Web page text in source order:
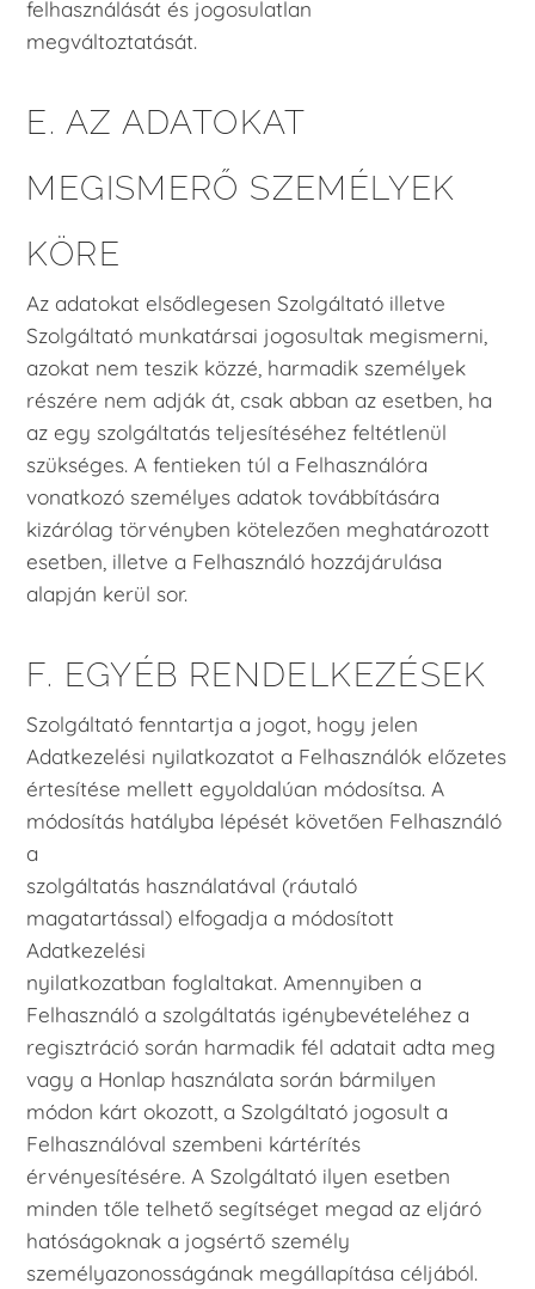
felhasználását és jogosulatlan
megváltoztatását.
E. AZ ADATOKAT
MEGISMERŐ SZEMÉLYEK
KÖRE
Az adatokat elsődlegesen Szolgáltató illetve
Szolgáltató munkatársai jogosultak megismerni,
azokat nem teszik közzé, harmadik személyek
részére nem adják át, csak abban az esetben, ha
az egy szolgáltatás teljesítéséhez feltétlenül
szükséges. A fentieken túl a Felhasználóra
vonatkozó személyes adatok továbbítására
kizárólag törvényben kötelezően meghatározott
esetben, illetve a Felhasználó hozzájárulása
alapján kerül sor.
F. EGYÉB RENDELKEZÉSEK
Szolgáltató fenntartja a jogot, hogy jelen
Adatkezelési nyilatkozatot a Felhasználók előzetes
értesítése mellett egyoldalúan módosítsa. A
módosítás hatályba lépését követően Felhasználó
a
szolgáltatás használatával (ráutaló
magatartással) elfogadja a módosított
Adatkezelési
nyilatkozatban foglaltakat. Amennyiben a
Felhasználó a szolgáltatás igénybevételéhez a
regisztráció során harmadik fél adatait adta meg
vagy a Honlap használata során bármilyen
módon kárt okozott, a Szolgáltató jogosult a
Felhasználóval szembeni kártérítés
érvényesítésére. A Szolgáltató ilyen esetben
minden tőle telhető segítséget megad az eljáró
hatóságoknak a jogsértő személy
személyazonosságának megállapítása céljából.